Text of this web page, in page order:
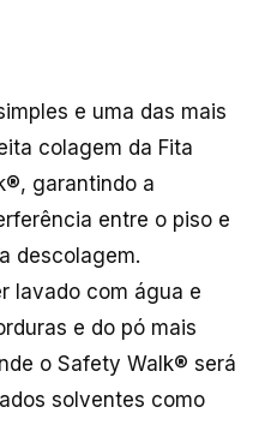
e uma das mais
colagem da Fita
garantindo a
entre o piso e
descolagem.
lavado com água e
e do pó mais
o Safety Walk® será
solventes como